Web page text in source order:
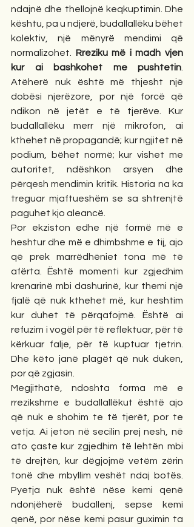
ndajnë dhe thellojnë keqkuptimin. Dhe
kështu, pa u ndjerë, budallallëku bëhet
kolektiv, një mënyrë mendimi që
normalizohet. Rreziku më i madh vjen
kur ai bashkohet me pushtetin
Atëherë nuk është më thjesht një
dobësi njerëzore, por një forcë që
ndikon në jetët e të tjerëve. Kur
budallallëku merr një mikrofon, ai
kthehet në propagandë; kur ngjitet në
podium, bëhet normë; kur vishet me
autoritet, ndëshkon arsyen dhe
përqesh mendimin kritik. Historia na ka
treguar mjaftueshëm se sa shtrenjtë
paguhet kjo aleancë.
Por ekziston edhe një formë më e
heshtur dhe më e dhimbshme e tij, ajo
që prek marrëdhëniet tona më të
afërta. Është momenti kur zgjedhim
krenarinë mbi dashurinë, kur themi një
fjalë që nuk kthehet më, kur heshtim
kur duhet të përqafojmë. Është ai
refuzim i vogël për të reflektuar, për të
kërkuar falje, për të kuptuar tjetrin.
Dhe këto janë plagët që nuk duken,
por që zgjasin.
Megjithatë, ndoshta forma më e
rrezikshme e budallallëkut është ajo
që nuk e shohim te të tjerët, por te
vetja. Ai jeton në secilin prej nesh, në
ato çaste kur zgjedhim të lehtën mbi
të drejtën, kur dëgjojmë vetëm zërin
tonë dhe mbyllim veshët ndaj botës.
Pyetja nuk është nëse kemi qenë
ndonjëherë budallenj, sepse kemi
qenë, por nëse kemi pasur guximin ta